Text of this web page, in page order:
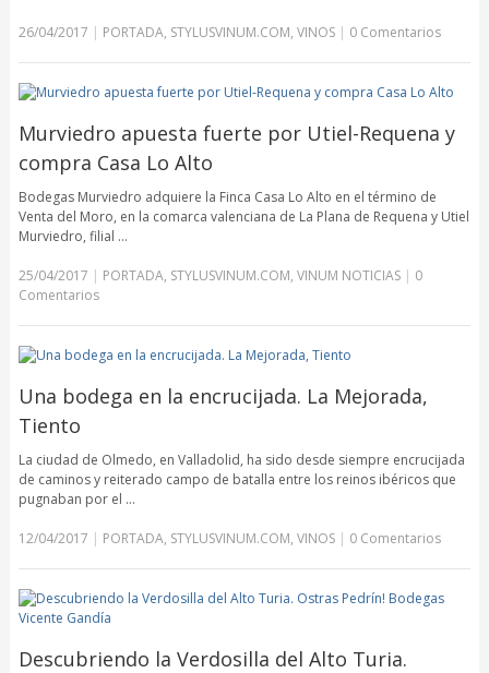
26/04/2017 | PORTADA, STYLUSVINUM.COM, VINOS | 0 Comentarios
Murviedro apuesta fuerte por Utiel-Requena y
compra Casa Lo Alto
Bodegas Murviedro adquiere la Finca Casa Lo Alto en el término de
Venta del Moro, en la comarca valenciana de La Plana de Requena y Utiel
Murviedro, filial …
25/04/2017 | PORTADA, STYLUSVINUM.COM, VINUM NOTICIAS | 0
Comentarios
Una bodega en la encrucijada. La Mejorada,
Tiento
La ciudad de Olmedo, en Valladolid, ha sido desde siempre encrucijada
de caminos y reiterado campo de batalla entre los reinos ibéricos que
pugnaban por el …
12/04/2017 | PORTADA, STYLUSVINUM.COM, VINOS | 0 Comentarios
Descubriendo la Verdosilla del Alto Turia.